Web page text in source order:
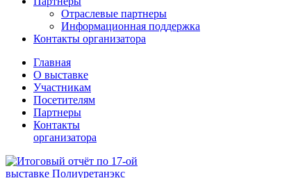
Отраслевые партнеры
Информационная поддержка
Контакты организатора
Главная
О выставке
Участникам
Посетителям
Партнеры
Контакты
организатора